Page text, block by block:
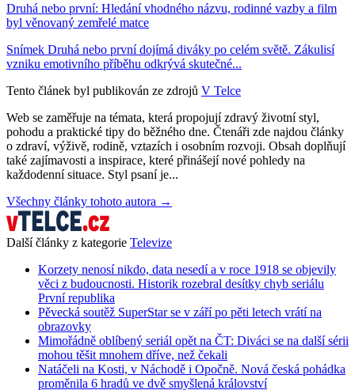
Druhá nebo první: Hledání vhodného názvu, rodinné vazby a film
byl věnovaný zemřelé matce
Snímek Druhá nebo první dojímá diváky po celém světě. Zákulisí
vzniku emotivního příběhu odkrývá skutečné...
Tento článek byl publikován ze zdrojů V Telce
Web se zaměřuje na témata, která propojují zdravý životní styl,
pohodu a praktické tipy do běžného dne. Čtenáři zde najdou články
o zdraví, výživě, rodině, vztazích i osobním rozvoji. Obsah doplňují
také zajímavosti a inspirace, které přinášejí nové pohledy na
každodenní situace. Styl psaní je...
Všechny články tohoto autora →
Další články z kategorie Televize
Korzety nenosí nikdo, data nesedí a v roce 1918 se objevily
věci z budoucnosti. Historik rozebral desítky chyb seriálu
První republika
Pěvecká soutěž SuperStar se v září po pěti letech vrátí na
obrazovky
Mimořádně oblíbený seriál opět na ČT: Diváci se na další sérii
mohou těšit mnohem dříve, než čekali
Natáčeli na Kosti, v Náchodě i Opočně. Nová česká pohádka
proměnila 6 hradů ve dvě smyšlená království